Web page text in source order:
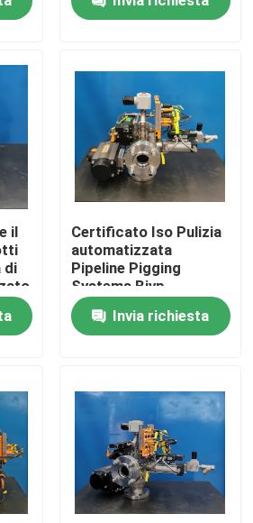
il
di
Certificato Iso Pulizia
automatizzata
Pipeline Pigging
Systems Bjvp
Invia richiesta